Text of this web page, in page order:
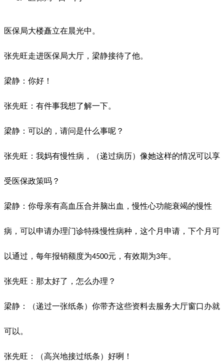
医保局大楼矗立在晨光中。
张先旺走进医保局大厅，梁静接待了他。
梁静：你好！
张先旺：有件事我想了解一下。
梁静：可以的，请问是什么事呢？
张先旺：我妈有慢性病，（递过病历）像她这样的情况可以享
受医保政策吗？
梁静：你母亲有高血压合并脑出血，慢性心功能衰竭的慢性
病，可以申请办理门诊特殊慢性病种，这个月申请，下个月可
以通过，每年报销额度为4500元，有效期为3年。
张先旺：那太好了，怎么办理？
梁静：（递过一张纸条）你带齐这些资料去服务大厅窗口办就
可以。
张先旺：（高兴地接过纸条）好咧！